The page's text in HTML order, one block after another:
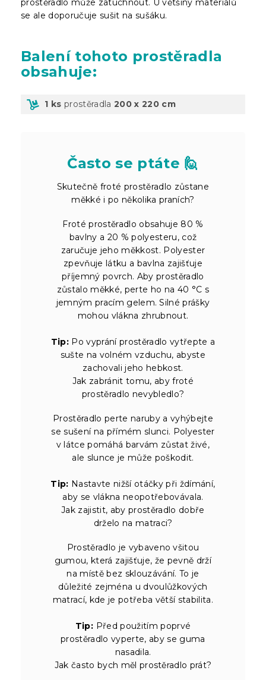
prostěradlo může zatuchnout. U většiny materiálů
se ale doporučuje sušit na sušáku.
Balenítohoto prostěradla
obsahuje:
1 ks prostěradla200 x 220 cm
Často se ptáte 🙋
Skutečně froté prostěradlo zůstane
měkké i po několika praních?
Froté prostěradlo obsahuje 80 %
bavlny a 20 % polyesteru, což
zaručuje jeho měkkost. Polyester
zpevňuje látku a bavlna zajišťuje
příjemný povrch. Aby prostěradlo
zůstalo měkké, perte ho na 40 °C s
jemným pracím gelem. Silné prášky
mohou vlákna zhrubnout.
Tip: Po vyprání prostěradlo vytřepte a
sušte na volném vzduchu, abyste
zachovali jeho hebkost.
Jak zabránit tomu, aby froté
prostěradlo nevybledlo?
Prostěradlo perte naruby a vyhýbejte
se sušení na přímém slunci. Polyester
v látce pomáhá barvám zůstat živé,
ale slunce je může poškodit.
Tip: Nastavte nižší otáčky při ždímání,
aby se vlákna neopotřebovávala.
Jak zajistit, aby prostěradlo dobře
drželo na matraci?
Prostěradlo je vybaveno všitou
gumou, která zajišťuje, že pevně drží
na místě bez sklouzávání. To je
důležité zejména u dvoulůžkových
matrací, kde je potřeba větší stabilita.
Tip: Před použitím poprvé
prostěradlo vyperte, aby se guma
nasadila.
Jak často bych měl prostěradlo prát?